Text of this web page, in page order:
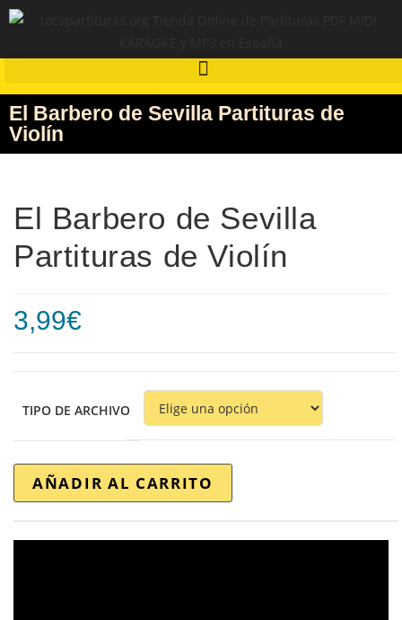
El Barbero de Sevilla Partituras de
Violín
El Barbero de Sevilla
Partituras de Violín
3,99€
TIPO DE ARCHIVO
AÑADIR AL CARRITO